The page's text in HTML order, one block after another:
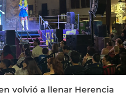
volvió a llenar Herencia